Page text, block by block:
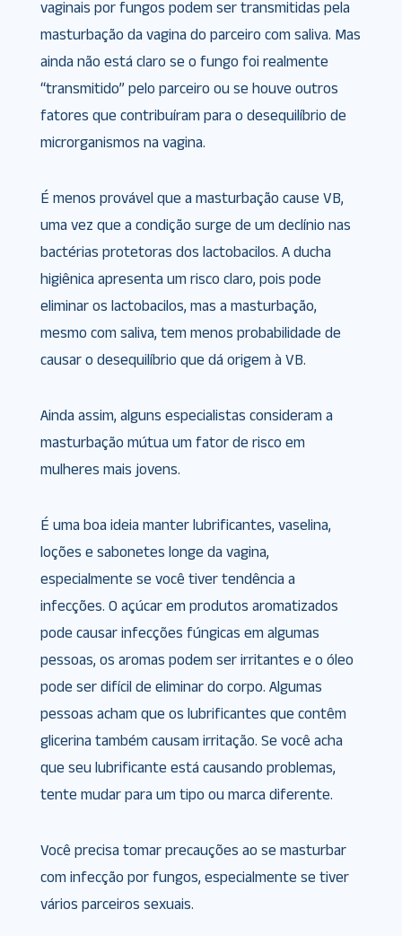
vaginais por fungos podem ser transmitidas pela
masturbação da vagina do parceiro com saliva. Mas
ainda não está claro se o fungo foi realmente
“transmitido” pelo parceiro ou se houve outros
fatores que contribuíram para o desequilíbrio de
microrganismos na vagina.
É menos provável que a masturbação cause VB,
uma vez que a condição surge de um declínio nas
bactérias protetoras dos lactobacilos. A ducha
higiênica apresenta um risco claro, pois pode
eliminar os lactobacilos, mas a masturbação,
mesmo com saliva, tem menos probabilidade de
causar o desequilíbrio que dá origem à VB.
Ainda assim, alguns especialistas consideram a
masturbação mútua um fator de risco em
mulheres mais jovens.
É uma boa ideia manter lubrificantes, vaselina,
loções e sabonetes longe da vagina,
especialmente se você tiver tendência a
infecções. O açúcar em produtos aromatizados
pode causar infecções fúngicas em algumas
pessoas, os aromas podem ser irritantes e o óleo
pode ser difícil de eliminar do corpo. Algumas
pessoas acham que os lubrificantes que contêm
glicerina também causam irritação. Se você acha
que seu lubrificante está causando problemas,
tente mudar para um tipo ou marca diferente.
Você precisa tomar precauções ao se masturbar
com infecção por fungos, especialmente se tiver
vários parceiros sexuais.